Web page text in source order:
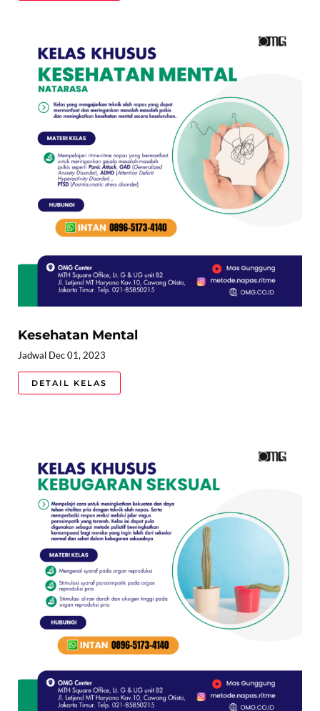
Kesehatan Mental
Jadwal Dec 01, 2023
DETAIL KELAS